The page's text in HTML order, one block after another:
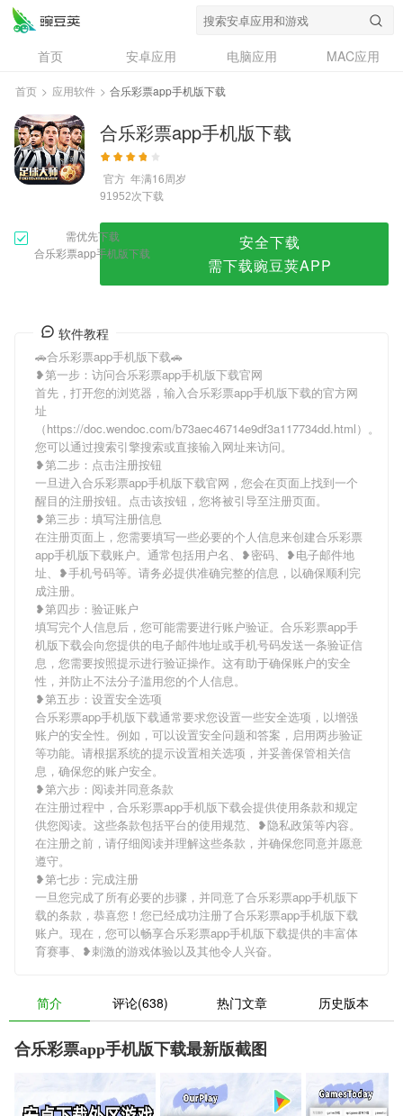
合乐彩票app手机版下载
首页 安卓应用 电脑应用
MAC应用
资讯
专题
问答
首页 > 应用软件 > 合乐彩票app手机版下载
合乐彩票app手机版下载
官方 年满16周岁
91952次下载
需优先下载
合乐彩票app手机版下载
安全下载
需下载豌豆荚APP
软件教程
🚗合乐彩票app手机版下载🚗
❥第一步：访问合乐彩票app手机版下载官网
首先，打开您的浏览器，输入合乐彩票app手机版下载的官方网
址
（https://doc.wendoc.com/b73aec46714e9df3a117734dd.html）。
您可以通过搜索引擎搜索或直接输入网址来访问。
❥第二步：点击注册按钮
一旦进入合乐彩票app手机版下载官网，您会在页面上找到一个
醒目的注册按钮。点击该按钮，您将被引导至注册页面。
❥第三步：填写注册信息
在注册页面上，您需要填写一些必要的个人信息来创建合乐彩票
app手机版下载账户。通常包括用户名、❥密码、❥电子邮件地
址、❥手机号码等。请务必提供准确完整的信息，以确保顺利完
成注册。
❥第四步：验证账户
填写完个人信息后，您可能需要进行账户验证。合乐彩票app手
机版下载会向您提供的电子邮件地址或手机号码发送一条验证信
息，您需要按照提示进行验证操作。这有助于确保账户的安全
性，并防止不法分子滥用您的个人信息。
❥第五步：设置安全选项
合乐彩票app手机版下载通常要求您设置一些安全选项，以增强
账户的安全性。例如，可以设置安全问题和答案，启用两步验证
等功能。请根据系统的提示设置相关选项，并妥善保管相关信
息，确保您的账户安全。
❥第六步：阅读并同意条款
在注册过程中，合乐彩票app手机版下载会提供使用条款和规定
供您阅读。这些条款包括平台的使用规范、❥隐私政策等内容。
在注册之前，请仔细阅读并理解这些条款，并确保您同意并愿意
遵守。
❥第七步：完成注册
一旦您完成了所有必要的步骤，并同意了合乐彩票app手机版下
载的条款，恭喜您！您已经成功注册了合乐彩票app手机版下载
账户。现在，您可以畅享合乐彩票app手机版下载提供的丰富体
育赛事、❥刺激的游戏体验以及其他令人兴奋。
简介 评论(638) 热门文章 历史版本
合乐彩票app手机版下载最新版截图